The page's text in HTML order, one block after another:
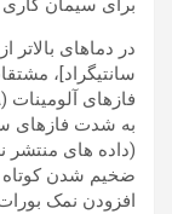
برای سیمان
سانتیگراد]،
ضخیم شدن
افزودن نمک